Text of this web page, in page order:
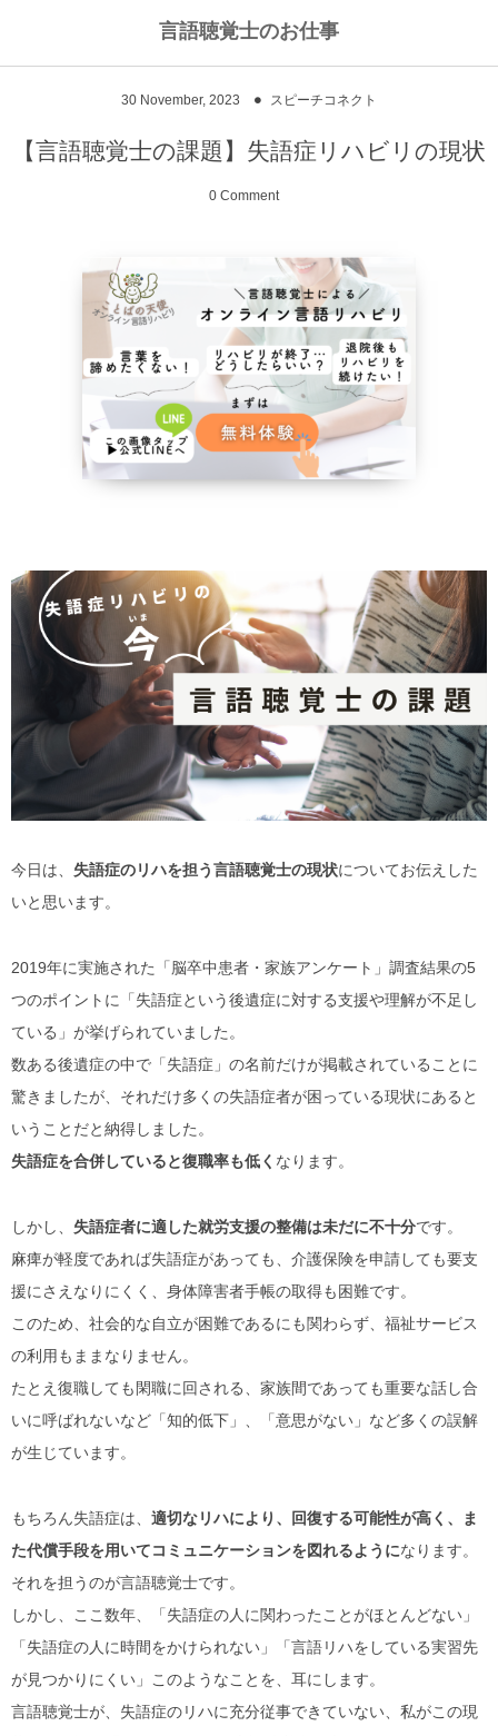
言語聴覚士のお仕事
30 November, 2023 スピーチコネクト
【言語聴覚士の課題】失語症リハビリの現状
0 Comment
今日は、 失語症のリハを担う言語聴覚士の現状についてお伝えした
いと思います。
2019年に実施された「脳卒中患者・家族アンケート」調査結果の5
つのポイントに「失語症という後遺症に対する支援や理解が不足し
ている」が挙げられていました。
数ある後遺症の中で「失語症」の名前だけが掲載されていることに
驚きましたが、それだけ多くの失語症者が困っている現状にあると
いうことだと納得しました。
失語症を合併していると復職率も低く なります。
しかし、 失語症者に適した就労支援の整備は未だに不十分です。
麻痺が軽度であれば失語症があっても、介護保険を申請しても要支
援にさえなりにくく、身体障害者手帳の取得も困難です。
このため、社会的な自立が困難であるにも関わらず、福祉サービス
の利用もままなりません。
たとえ復職しても閑職に回される、家族間であっても重要な話し合
いに呼ばれないなど「知的低下」、「意思がない」など多くの誤解
が生じています。
もちろん失語症は、 適切なリハにより、回復する可能性が高く、ま
た代償手段を用いてコミュニケーションを図れるようになります。
それを担うのが言語聴覚士です。
しかし、ここ数年、「失語症の人に関わったことがほとんどない」
「失語症の人に時間をかけられない」「言語リハをしている実習先
が見つかりにくい」このようなことを、耳にします。
言語聴覚士が、失語症のリハに充分従事できていない、私がこの現
スピーチコネクト
脳に何かがあったとき
NPO法人Reジョブ大阪
貧血改善